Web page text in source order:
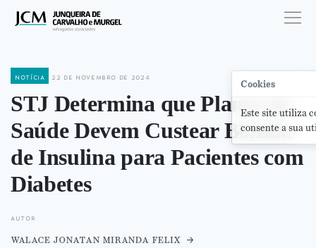
notícia 22 de novembro de 2024
STJ Determina que Planos de
Saúde Devem Custear Bomba
de Insulina para Pacientes com
Diabetes
autor
walace jonatan miranda felix
Cookies
Este site utiliza
consente a sua